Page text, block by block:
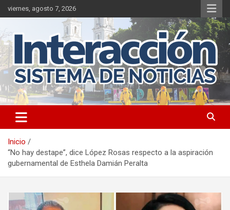
Saltar
al
viernes, agosto 7, 2026
Inicio
“No hay destape”, dice López Rosas respecto a la aspiración
gubernamental de Esthela Damián Peralta